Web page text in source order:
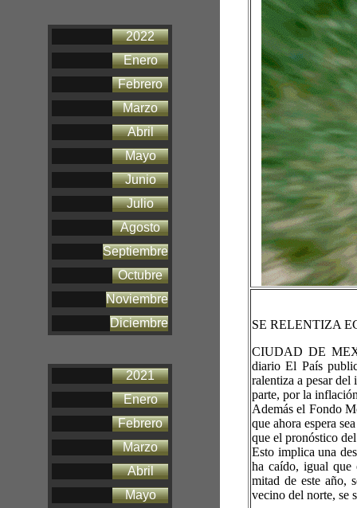
2022
Enero
Febrero
Marzo
Abril
Mayo
Junio
Julio
Agosto
Septiembre
Octubre
Noviembre
Diciembre
2021
Enero
Febrero
Marzo
Abril
Mayo
SE RELENTIZA
CIUDAD DE
diario El País
ralentiza a pesar
parte, por la
Además el Fondo
que ahora espera
que el pronóstico
Esto implica una
ha caído, igual que
mitad de este año,
vecino del norte, se